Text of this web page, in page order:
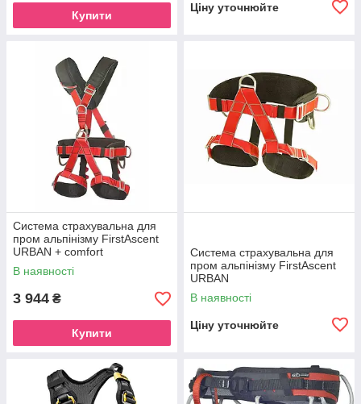
Купити
Ціну уточнюйте
Система страхувальна для
пром альпінізму FirstAscent
URBAN + comfort
В наявності
3 944 ₴
Купити
Система страхувальна для
пром альпінізму FirstAscent
URBAN
В наявності
Ціну уточнюйте